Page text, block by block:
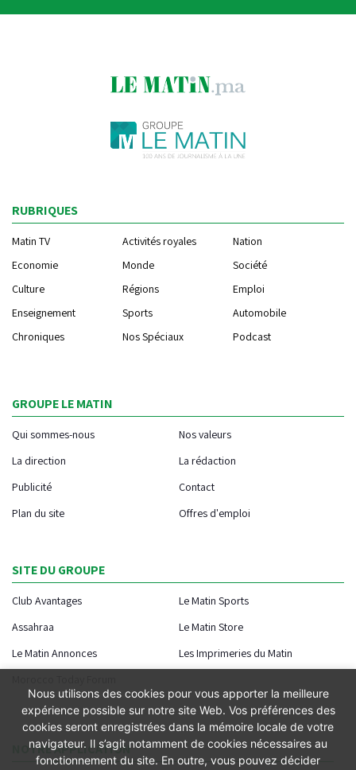
RUBRIQUES
Matin TV Activités royales
Nation
Economie
Monde
Société
Culture
Régions
Emploi
Enseignement
Sports
Automobile
Chroniques
Nos Spéciaux Podcast
GROUPE LE MATIN
Qui sommes-nous
Nos valeurs
La direction
La rédaction
Publicité
Contact
Plan du site
Offres d'emploi
SITE DU GROUPE
Club Avantages
Le Matin Sports
Assahraa
Le Matin Store
Le Matin Annonces
Les Imprimeries du Matin
NOTRE APPLICATION
Nous utilisons des cookies pour vous apporter la meilleure
expérience possible sur notre site Web. Vos préférences des
cookies seront enregistrées dans la mémoire locale de votre
navigateur. Il s’agit notamment de cookies nécessaires au
fonctionnement du site. En outre, vous pouvez décider